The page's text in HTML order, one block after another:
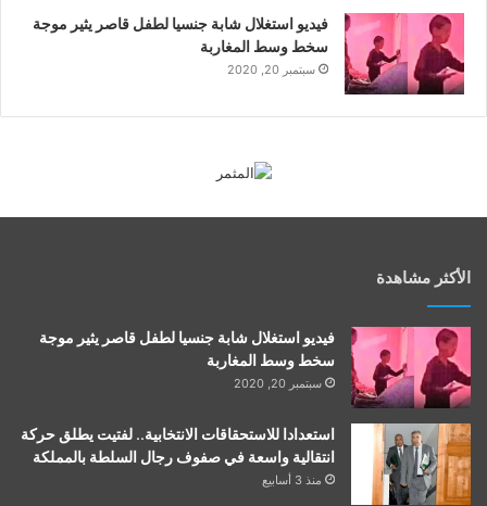
فيديو استغلال شابة جنسيا لطفل قاصر يثير موجة
سخط وسط المغاربة
سبتمبر 20, 2020
الأكثر مشاهدة
فيديو استغلال شابة جنسيا لطفل قاصر يثير موجة
سخط وسط المغاربة
سبتمبر 20, 2020
استعدادا للاستحقاقات الانتخابية.. لفتيت يطلق حركة
انتقالية واسعة في صفوف رجال السلطة بالمملكة
منذ 3 أسابيع